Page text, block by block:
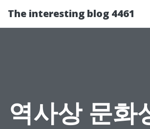
The interesting blog 4461
역사상 문화